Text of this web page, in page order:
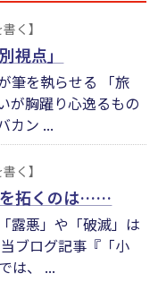
く】
視点」
筆を執らせる 「旅
が胸躍り心逸るもの
カン ...
く】
を拓くのは……
露悪」や「破滅」は
ブログ記事『「小
は、 ...